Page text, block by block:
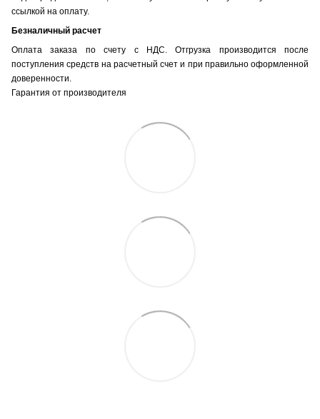
ссылкой на оплату.
Безналичный расчет
Оплата заказа по счету с НДС. Отгрузка производится после
поступления средств на расчетный счет и при правильно оформленной
доверенности.
Гарантия от производителя